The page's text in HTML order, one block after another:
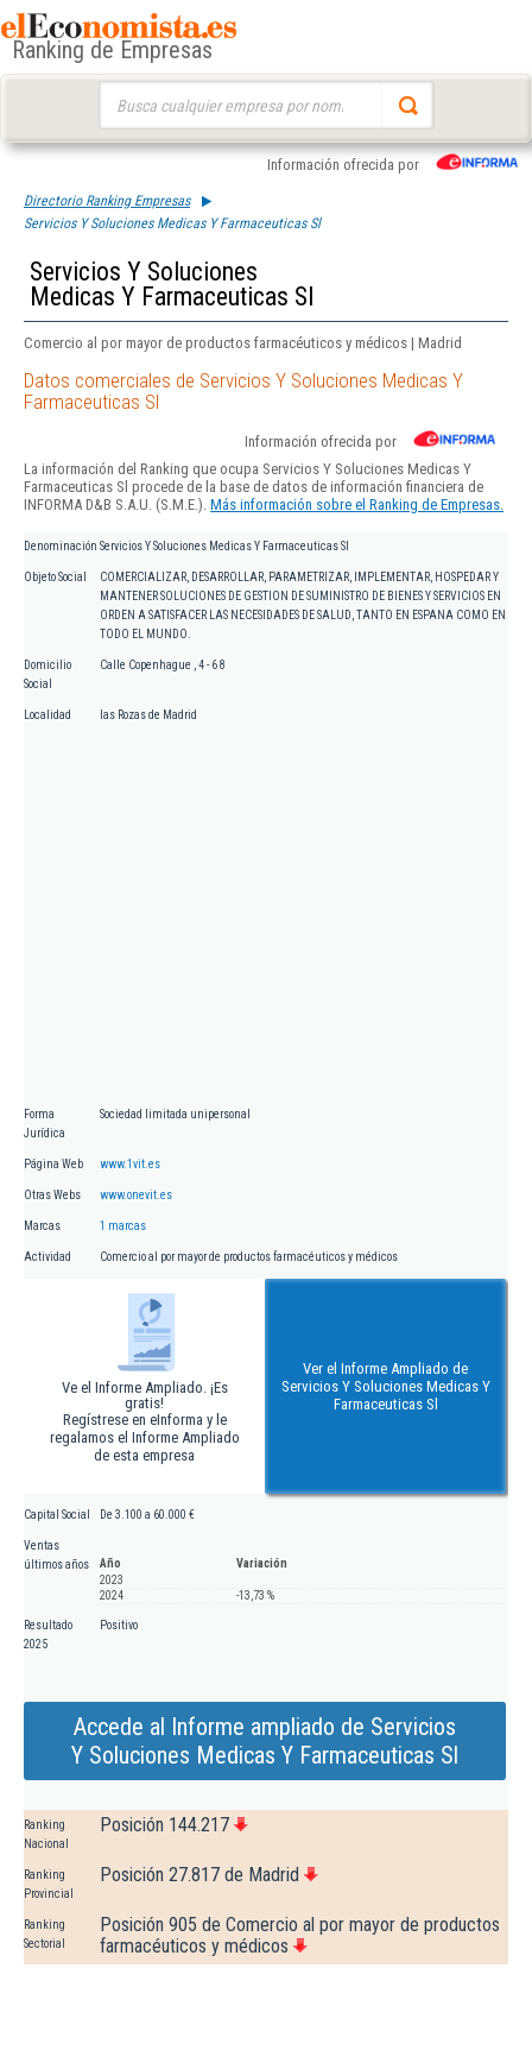
Ranking de Empresas
Información ofrecida por
Directorio Ranking Empresas
Servicios Y Soluciones Medicas Y Farmaceuticas Sl
Servicios Y Soluciones
Medicas Y Farmaceuticas Sl
Comercio al por mayor de productos farmacéuticos y médicos | Madrid
Datos comerciales de Servicios Y Soluciones Medicas Y
Farmaceuticas Sl
Información ofrecida por
La información del Ranking que ocupa Servicios Y Soluciones Medicas Y
Farmaceuticas Sl procede de la base de datos de información financiera de
INFORMA D&B S.A.U. (S.M.E.). Más información sobre el Ranking de Empresas.
Denominación Servicios Y Soluciones Medicas Y Farmaceuticas Sl
Objeto Social
COMERCIALIZAR, DESARROLLAR, PARAMETRIZAR, IMPLEMENTAR, HOSPEDAR Y
MANTENER SOLUCIONES DE GESTION DE SUMINISTRO DE BIENES Y SERVICIOS EN
ORDEN A SATISFACER LAS NECESIDADES DE SALUD, TANTO EN ESPANA COMO EN
TODO EL MUNDO.
Domicilio
Social
Calle Copenhague , 4 - 6 8
Localidad las Rozas de Madrid
Forma
Jurídica
Sociedad limitada unipersonal
Página Web www.1vit.es
Otras Webs www.onevit.es
Marcas 1 marcas
Actividad Comercio al por mayor de productos farmacéuticos y médicos
Ve el Informe Ampliado. ¡Es
gratis!
Regístrese en eInforma y le
regalamos el Informe Ampliado
de esta empresa
Ver el Informe Ampliado de
Servicios Y Soluciones Medicas Y
Farmaceuticas Sl
Capital Social De 3.100 a 60.000 €
Ventas
últimos años
Año
Variación
2023
2024
-13,73 %
Resultado
2025
Positivo
Accede al Informe ampliado de Servicios
Y Soluciones Medicas Y Farmaceuticas Sl
Ranking
Nacional
Posición 144.217
Ranking
Provincial
Posición 27.817 de Madrid
Ranking
Sectorial
Posición 905 de Comercio al por mayor de productos
farmacéuticos y médicos